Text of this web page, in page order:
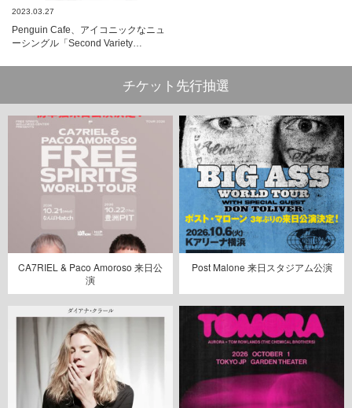
2023.03.27
Penguin Cafe、アイコニックなニュ
ーシングル「Second Variety…
チケット先行抽選
CA7RIEL & Paco Amoroso 来日公
演
Post Malone 来日スタジアム公演